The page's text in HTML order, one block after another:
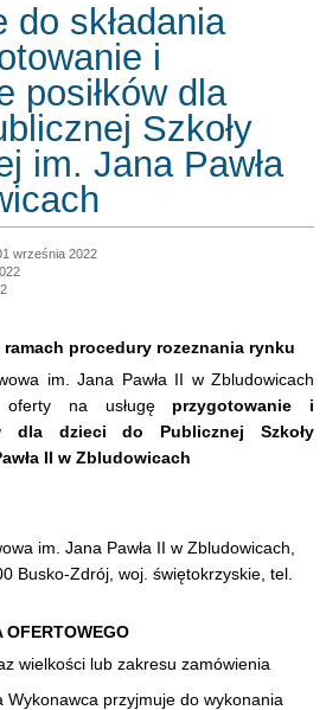
do składania
i
posiłków dla
Szkoły
im. Jana Pawła
września 2022
procedury rozeznania rynku
im. Jana Pawła II w Zbludowicach
oferty na usługę przygotowanie i
dla dzieci do Publicznej Szkoły
II w Zbludowicach
im. Jana Pawła II w Zbludowicach,
Busko-Zdrój, woj. świętokrzyskie, tel.
OFERTOWEGO
wielkości lub zakresu zamówienia
Wykonawca przyjmuje do wykonania